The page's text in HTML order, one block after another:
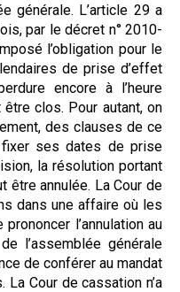
générale. L’article 29 a
par le décret n° 2010-
l’obligation pour le
de prise d’effet
encore à l’heure
clos. Pour autant, on
des clauses de ce
ses dates de prise
la résolution portant
être annulée. La Cour de
dans une affaire où les
l’annulation au
l’assemblée générale
de conférer au mandat
Cour de cassation n’a